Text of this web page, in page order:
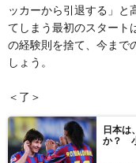
ッカーから引退する」と
てしまう最初のスタート
の経験則を捨て、今まで
しょう。
＜了＞
日本は
か？